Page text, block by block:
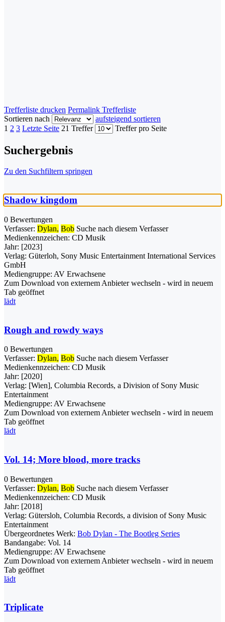
Trefferliste drucken Permalink Trefferliste
Sortieren nach
aufsteigend sortieren
1 2 3 Letzte Seite 21 Treffer Treffer pro Seite
Suchergebnis
Zu den Suchfiltern springen
Shadow kingdom
0 Bewertungen
Verfasser: Dylan, Bob Suche nach diesem Verfasser
Medienkennzeichen: CD Musik
Jahr: [2023]
Verlag: Güterloh, Sony Music Entertainment International Services
GmbH
Mediengruppe: AV Erwachsene
Zum Download von externem Anbieter wechseln - wird in neuem
Tab geöffnet
lädt
Rough and rowdy ways
0 Bewertungen
Verfasser: Dylan, Bob Suche nach diesem Verfasser
Medienkennzeichen: CD Musik
Jahr: [2020]
Verlag: [Wien], Columbia Records, a Division of Sony Music
Entertainment
Mediengruppe: AV Erwachsene
Zum Download von externem Anbieter wechseln - wird in neuem
Tab geöffnet
lädt
Vol. 14; More blood, more tracks
0 Bewertungen
Verfasser: Dylan, Bob Suche nach diesem Verfasser
Medienkennzeichen: CD Musik
Jahr: [2018]
Verlag: Gütersloh, Columbia Records, a division of Sony Music
Entertainment
Übergeordnetes Werk: Bob Dylan - The Bootleg Series
Bandangabe: Vol. 14
Mediengruppe: AV Erwachsene
Zum Download von externem Anbieter wechseln - wird in neuem
Tab geöffnet
lädt
Triplicate